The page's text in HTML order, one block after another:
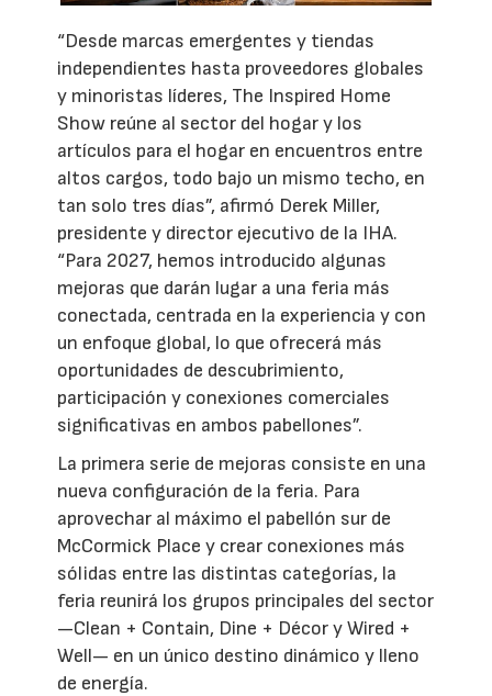
“Desde marcas emergentes y tiendas
independientes hasta proveedores globales
y minoristas líderes, The Inspired Home
Show reúne al sector del hogar y los
artículos para el hogar en encuentros entre
altos cargos, todo bajo un mismo techo, en
tan solo tres días”, afirmó Derek Miller,
presidente y director ejecutivo de la IHA.
“Para 2027, hemos introducido algunas
mejoras que darán lugar a una feria más
conectada, centrada en la experiencia y con
un enfoque global, lo que ofrecerá más
oportunidades de descubrimiento,
participación y conexiones comerciales
significativas en ambos pabellones”.
La primera serie de mejoras consiste en una
nueva configuración de la feria. Para
aprovechar al máximo el pabellón sur de
McCormick Place y crear conexiones más
sólidas entre las distintas categorías, la
feria reunirá los grupos principales del sector
—Clean + Contain, Dine + Décor y Wired +
Well— en un único destino dinámico y lleno
de energía.